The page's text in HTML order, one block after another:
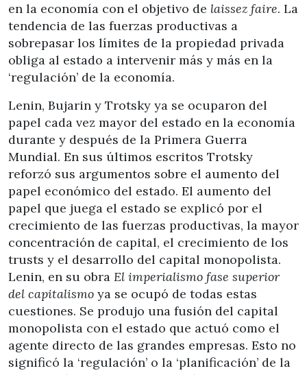
en la economía con el objetivo de laissez faire. La
tendencia de las fuerzas productivas a
sobrepasar los límites de la propiedad privada
obliga al estado a intervenir más y más en la
‘regulación’ de la economía.
Lenin, Bujarin y Trotsky ya se ocuparon del
papel cada vez mayor del estado en la economía
durante y después de la Primera Guerra
Mundial. En sus últimos escritos Trotsky
reforzó sus argumentos sobre el aumento del
papel económico del estado. El aumento del
papel que juega el estado se explicó por el
crecimiento de las fuerzas productivas, la mayor
concentración de capital, el crecimiento de los
trusts y el desarrollo del capital monopolista.
Lenin, en su obra El imperialismo fase superior
del capitalismo ya se ocupó de todas estas
cuestiones. Se produjo una fusión del capital
monopolista con el estado que actuó como el
agente directo de las grandes empresas. Esto no
significó la ‘regulación’ o la ‘planificación’ de la